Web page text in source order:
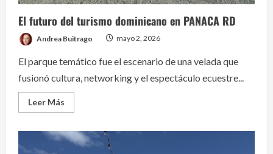
El futuro del turismo dominicano en PANACA RD
Andrea Buitrago mayo 2, 2026
El parque temático fue el escenario de una velada que
fusionó cultura, networking y el espectáculo ecuestre...
Leer Más
more
futuro
del